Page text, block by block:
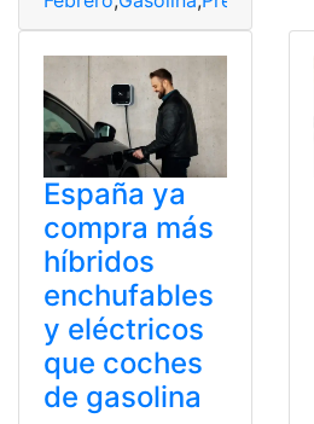
España ya
compra más
híbridos
enchufables
y eléctricos
que coches
de gasolina